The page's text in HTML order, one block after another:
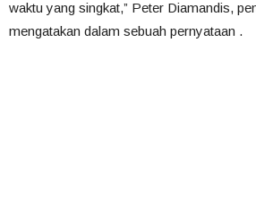
waktu yang singkat,” Peter Diamandis,
mengatakan dalam sebuah pernyataan .